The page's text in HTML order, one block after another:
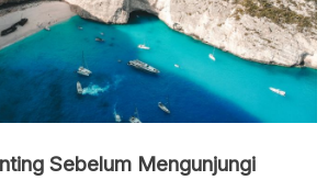
Sebelum Mengunjungi